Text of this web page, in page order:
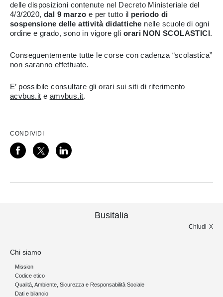
delle disposizioni contenute nel Decreto Ministeriale del
4/3/2020,dal 9 marzo e per tutto il periodo di
sospensione delle attività didattiche nelle scuole di ogni
ordine e grado, sono in vigore gli orari NON SCOLASTICI.
Conseguentemente tutte le corse con cadenza “scolastica”
non saranno effettuate.
E’ possibile consultare gli orari sui siti di riferimento
acvbus.it e amvbus.it.
CONDIVIDI
Busitalia
Chiudi
Chi siamo
Mission
Codice etico
Qualità, Ambiente, Sicurezza e Responsabilità Sociale
Dati e bilancio